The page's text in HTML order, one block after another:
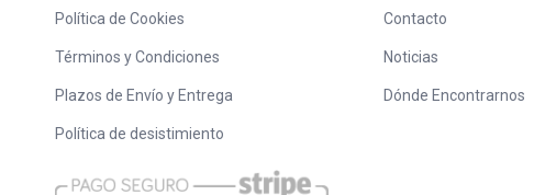
Política de Cookies
Términos y Condiciones
Plazos de Envío y Entrega
Política de desistimiento
Contacto
Noticias
Dónde Encontrarnos